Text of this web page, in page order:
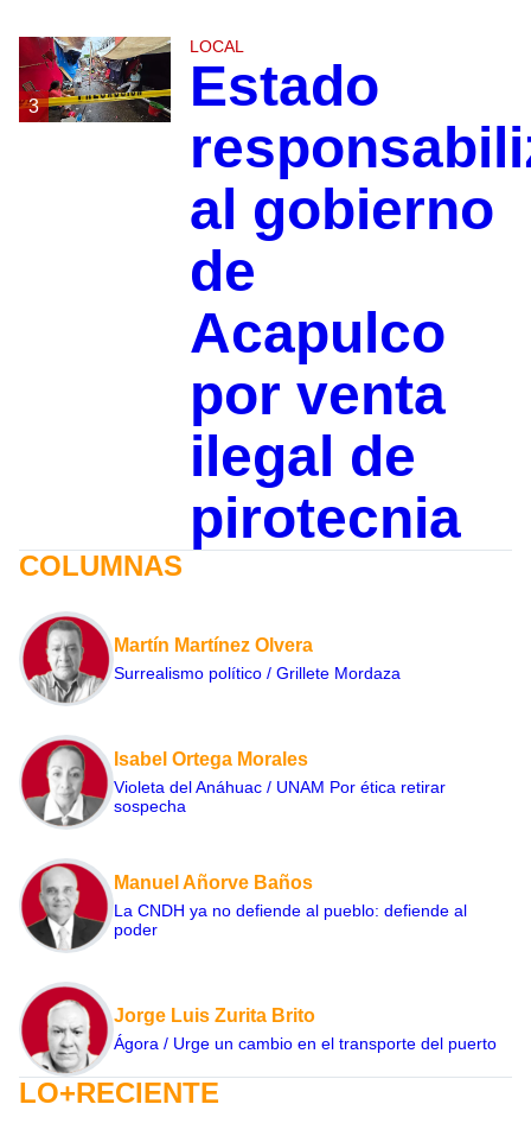
3
LOCAL
Estado
al gobierno
de
Acapulco
por venta
ilegal de
pirotecnia
COLUMNAS
Martín Martínez Olvera
Surrealismo político / Grillete Mordaza
Isabel Ortega Morales
Violeta del Anáhuac / UNAM Por ética retirar
sospecha
Manuel Añorve Baños
La CNDH ya no defiende al pueblo: defiende al
poder
Jorge Luis Zurita Brito
Ágora / Urge un cambio en el transporte del puerto
LO+RECIENTE